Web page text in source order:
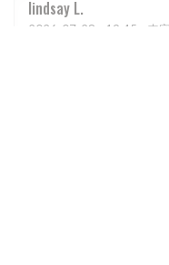
lindsay L
2026-07-28 - 19:45 - 来